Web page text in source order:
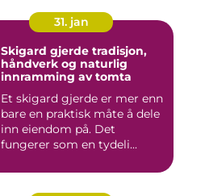
31. jan
Skigard gjerde tradisjon,
håndverk og naturlig
innramming av tomta
Et skigard gjerde er mer enn
bare en praktisk måte å dele
inn eiendom på. Det
fungerer som en tydeli...